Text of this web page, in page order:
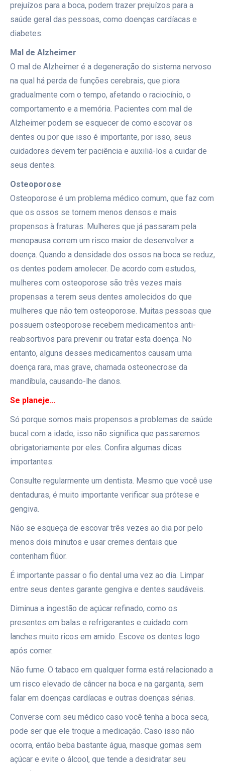
prejuízos para a boca, podem trazer prejuízos para a
saúde geral das pessoas, como doenças cardíacas e
diabetes.
Mal de Alzheimer
O mal de Alzheimer é a degeneração do sistema nervoso
na qual há perda de funções cerebrais, que piora
gradualmente com o tempo, afetando o raciocínio, o
comportamento e a memória. Pacientes com mal de
Alzheimer podem se esquecer de como escovar os
dentes ou por que isso é importante, por isso, seus
cuidadores devem ter paciência e auxiliá-los a cuidar de
seus dentes.
Osteoporose
Osteoporose é um problema médico comum, que faz com
que os ossos se tornem menos densos e mais
propensos à fraturas. Mulheres que já passaram pela
menopausa correm um risco maior de desenvolver a
doença. Quando a densidade dos ossos na boca se reduz,
os dentes podem amolecer. De acordo com estudos,
mulheres com osteoporose são três vezes mais
propensas a terem seus dentes amolecidos do que
mulheres que não tem osteoporose. Muitas pessoas que
possuem osteoporose recebem medicamentos anti-
reabsortivos para prevenir ou tratar esta doença. No
entanto, alguns desses medicamentos causam uma
doença rara, mas grave, chamada osteonecrose da
mandíbula, causando-lhe danos.
Se planeje…
Só porque somos mais propensos a problemas de saúde
bucal com a idade, isso não significa que passaremos
obrigatoriamente por eles. Confira algumas dicas
importantes:
Consulte regularmente um dentista. Mesmo que você use
dentaduras, é muito importante verificar sua prótese e
gengiva.
Não se esqueça de escovar três vezes ao dia por pelo
menos dois minutos e usar cremes dentais que
contenham flúor.
É importante passar o fio dental uma vez ao dia. Limpar
entre seus dentes garante gengiva e dentes saudáveis.
Diminua a ingestão de açúcar refinado, como os
presentes em balas e refrigerantes e cuidado com
lanches muito ricos em amido. Escove os dentes logo
após comer.
Não fume. O tabaco em qualquer forma está relacionado a
um risco elevado de câncer na boca e na garganta, sem
falar em doenças cardíacas e outras doenças sérias.
Converse com seu médico caso você tenha a boca seca,
pode ser que ele troque a medicação. Caso isso não
ocorra, então beba bastante água, masque gomas sem
açúcar e evite o álcool, que tende a desidratar seu